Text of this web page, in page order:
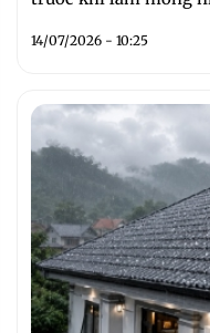
14/07/2026 - 10:25